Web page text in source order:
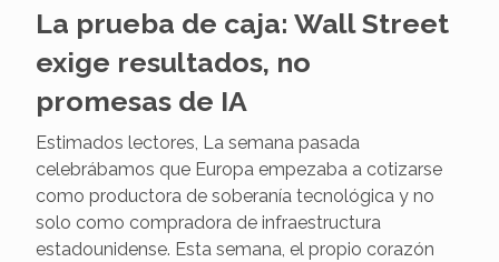
La prueba de caja: Wall Street
exige resultados, no
promesas de IA
Estimados lectores, La semana pasada
celebrábamos que Europa empezaba a cotizarse
como productora de soberanía tecnológica y no
solo como compradora de infraestructura
estadounidense. Esta semana, el propio corazón